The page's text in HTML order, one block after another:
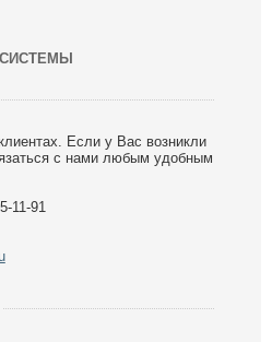
Если у Вас возникли
с нами любым удобным
11-91